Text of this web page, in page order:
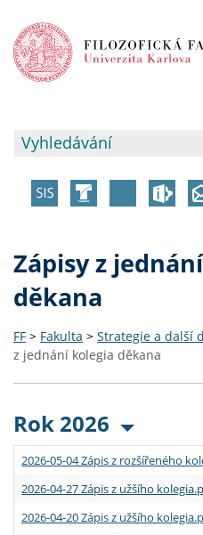
Zápisy z
děkana
FF > Fakulta > Strategie a další
z jednání kolegia děkana
Rok 2026
2026-05-04 Zápis z rozšířeného
2026-04-27 Zápis z užšího
2026-04-20 Zápis z užšího